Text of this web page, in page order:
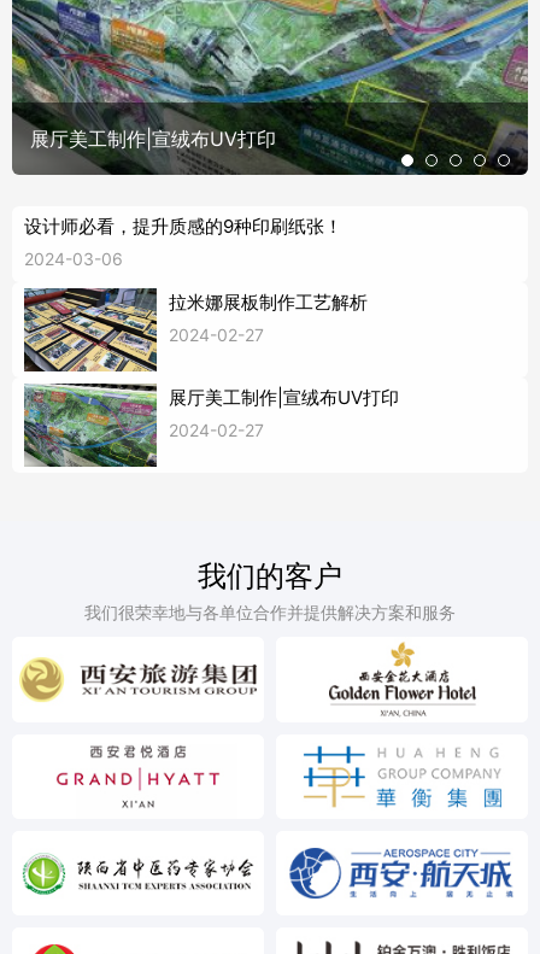
展厅美工制作|宣绒布UV打印
设计师必看，提升质感的9种印刷纸张！
2024-03-06
拉米娜展板制作工艺解析
2024-02-27
展厅美工制作|宣绒布UV打印
2024-02-27
我们的客户
我们很荣幸地与各单位合作并提供解决方案和服务